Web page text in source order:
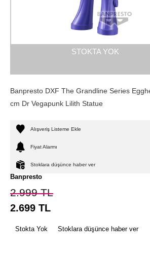
STOKTA YOK
Banpresto DXF The Grandline Series
cm Dr Vegapunk Lilith Statue
Alışveriş Listeme Ekle
Fiyat Alarmı
Stoklara düşünce haber ver
Banpresto
2.999TL
2.699 TL
Stokta Yok Stoklara düşünce haber ver